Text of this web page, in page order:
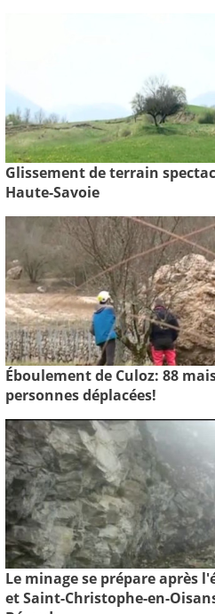
Glissement de terrain
Haute-Savoie
Éboulement de Culoz: 88
personnes déplacées!
Le minage se prépare après
et Saint-Christophe-en-